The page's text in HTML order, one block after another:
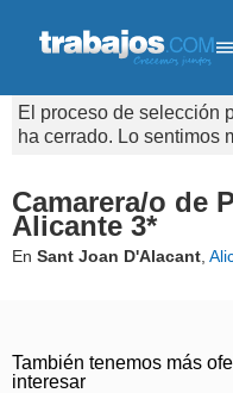
El proceso de selección
ha cerrado. Lo sentimos
Camarera/o de
Alicante 3*
En Sant Joan D'Alacant
También tenemos más
interesar